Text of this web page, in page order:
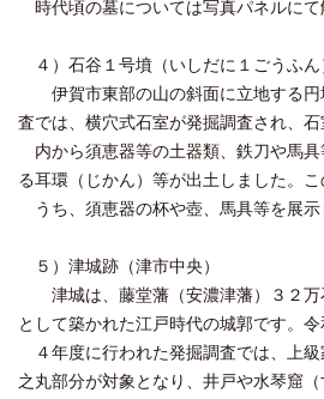
時代頃の墓については写真パネルにて
４）石谷１号墳（いしだに１ごうふん
伊賀市東部の山の斜面に立地する円
査では、横穴式石室が発掘調査され、石
内から須恵器等の土器類、鉄刀や馬
る耳環（じかん）等が出土しました。こ
うち、須恵器の杯や壺、馬具等を展示
５）津城跡（津市中央）
津城は、藤堂藩（安濃津藩）３２万
として築かれた江戸時代の城郭です。令
４年度に行われた発掘調査では、上級
之丸部分が対象となり、井戸や水琴窟（